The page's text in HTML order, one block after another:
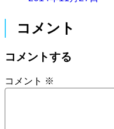
コメント
コメントする
コメント ※